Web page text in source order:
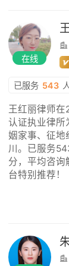
在线
已服务 543 人
王红丽律师在
认证执业律所
姻家事、征地
川。已服务
分，平均咨询
台特别推荐！